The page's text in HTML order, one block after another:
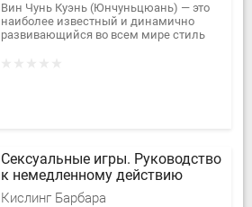
Вин Чунь Куэнь (Юнчуньцюань) — это
наиболее известный и динамично
развивающийся во всем мире стиль
Сексуальные игры. Руководство
к немедленному действию
Кислинг Барбара